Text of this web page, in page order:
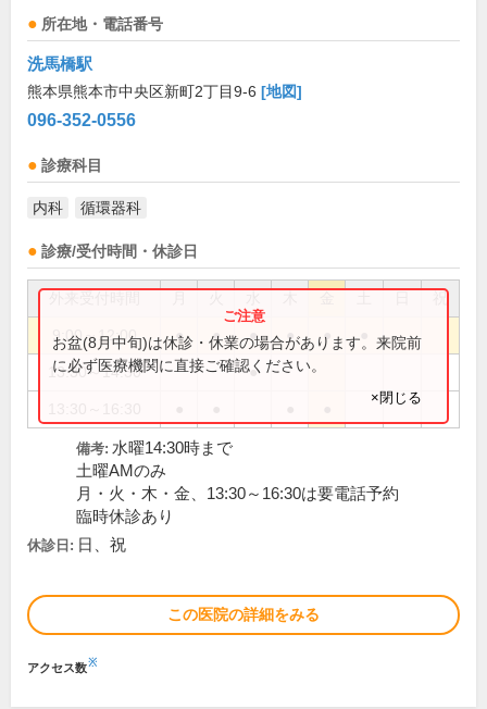
所在地・電話番号
洗馬橋駅
熊本県熊本市中央区新町2丁目9-6 [地図]
096-352-0556
診療科目
内科 循環器科
診療/受付時間・休診日
祝
9:00～12:00 ● ● ● ● ●
13:30～14:30 ●
お盆(8月中旬)は休診・休業の場合があります。来院前
に必ず医療機関に直接ご確認ください。
×閉じる
備考: 水曜14:30時まで
土曜AMのみ
月・火・木・金、13:30～16:30は要電話予約
臨時休診あり
休診日: 日、祝
この医院の詳細をみる
アクセス数※